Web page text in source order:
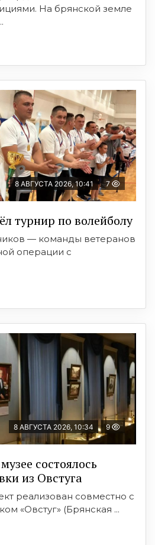
На брянской земле
8 АВГУСТА 2026, 10:41 7
турнир по волейболу
— команды ветеранов
операции с
8 АВГУСТА 2026, 10:34 9
состоялось
из Овстуга
реализован совместно с
«Овстуг» (Брянская ...